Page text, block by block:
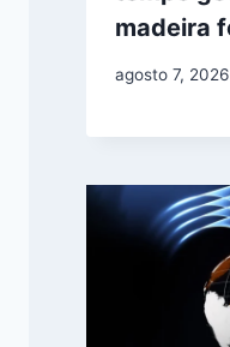
madeira
agosto 7, 2026